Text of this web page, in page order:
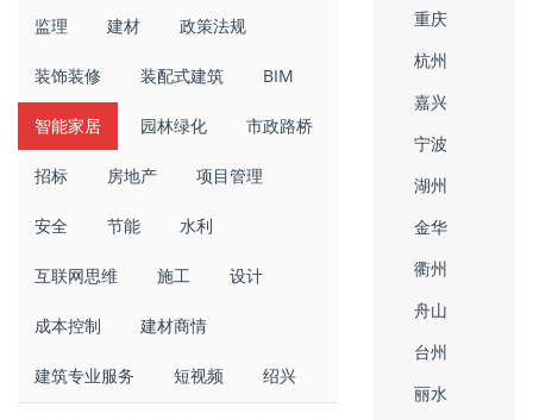
监理 建材 政策法规
装饰装修 装配式建筑 BIM
智能家居 园林绿化 市政路桥
招标 房地产 项目管理
安全 节能 水利
互联网思维 施工 设计
成本控制 建材商情
建筑专业服务 短视频 绍兴
重庆
杭州
嘉兴
宁波
湖州
金华
衢州
舟山
台州
丽水